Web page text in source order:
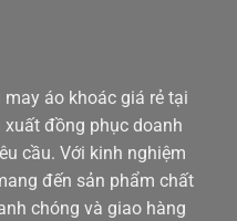
áo khoác giá rẻ tại
xuất đồng phục doanh
cầu. Với kinh nghiệm
đến sản phẩm chất
chóng và giao hàng